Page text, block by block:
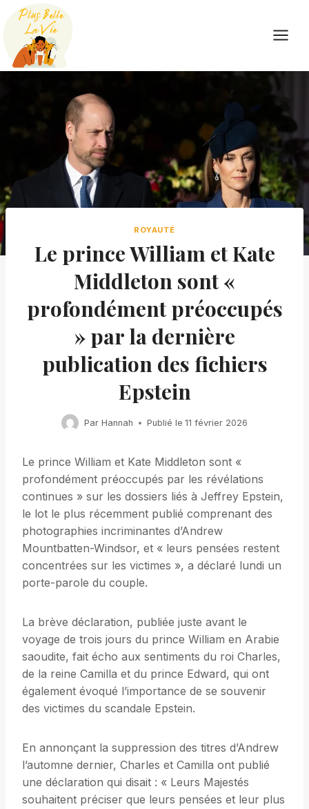
Skip
content
ROYAUTÉ
Le prince William et Kate
Middleton sont «
profondément préoccupés
» par la dernière
publication des fichiers
Epstein
Par Hannah Publié le 11 février 2026
Le prince William et Kate Middleton sont «
profondément préoccupés par les révélations
continues » sur les dossiers liés à Jeffrey Epstein,
le lot le plus récemment publié comprenant des
photographies incriminantes d’Andrew
Mountbatten-Windsor, et « leurs pensées restent
concentrées sur les victimes », a déclaré lundi un
porte-parole du couple.
La brève déclaration, publiée juste avant le
voyage de trois jours du prince William en Arabie
saoudite, fait écho aux sentiments du roi Charles,
de la reine Camilla et du prince Edward, qui ont
également évoqué l’importance de se souvenir
des victimes du scandale Epstein.
En annonçant la suppression des titres d’Andrew
l’automne dernier, Charles et Camilla ont publié
une déclaration qui disait : « Leurs Majestés
souhaitent préciser que leurs pensées et leur plus